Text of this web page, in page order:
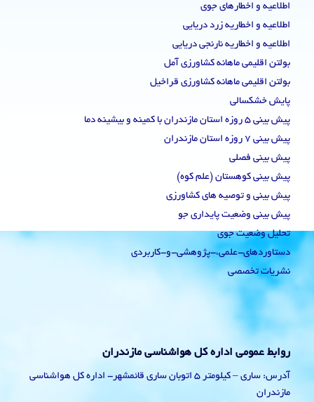
اطلاعیه و اخطارهای جوی
اطلاعیه و اخطاریه زرد دریایی
اطلاعیه و اخطاریه نارنجی دریایی
بولتن اقلیمی ماهانه کشاورزی آمل
بولتن اقلیمی ماهانه کشاورزی قراخیل
پایش خشکسالی
پیش بینی 5 روزه استان مازندران با کمینه و بیشینه دما
پیش بینی 7 روزه استان مازندران
پیش بینی فصلی
پیش بینی کوهستان (علم کوه)
پیش بینی و توصیه های کشاورزی
پیش بینی وضعیت پایداری جو
تحلیل وضعیت جوی
دستاوردهای-علمی،-پژوهشی-و-کاربردی
نشریات تخصصی
روابط عمومی اداره کل هواشناسی مازندران
آدرس: ساری – کیلومتر 5 اتوبان ساری قائمشهر- اداره کل هواشناسی
مازندران